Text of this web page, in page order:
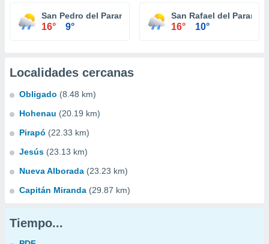
San Pedro del Paraná
16° 9°
San Rafael del Paraná
16° 10°
Localidades cercanas
Obligado (8.48 km)
Hohenau (20.19 km)
Pirapó (22.33 km)
Jesús (23.13 km)
Nueva Alborada (23.23 km)
Capitán Miranda (29.87 km)
Tiempo...